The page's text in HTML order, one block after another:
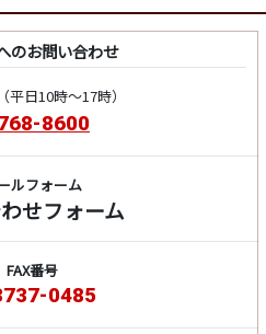
のお問い合わせ
平日10時～17時）
8600
ルフォーム
せフォーム
FAX番号
0485